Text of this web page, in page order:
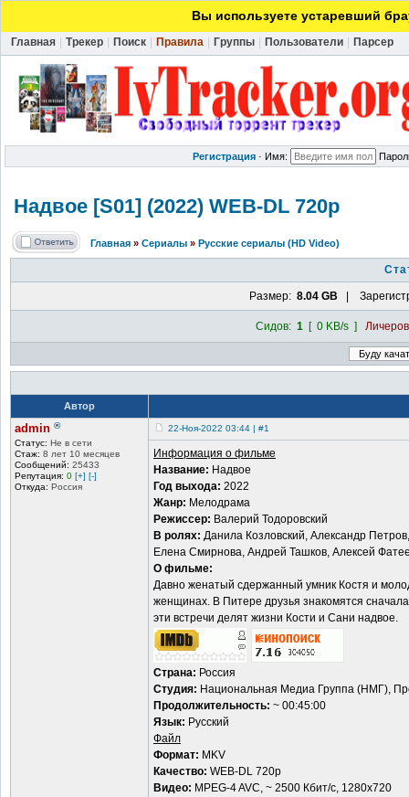
Вы используете устаревший
Главная Трекер Поиск Правила Группы Пользователи Парсер
Регистрация · Имя:
Надвое [S01] (2022) WEB-DL 720p
Главная » Сериалы » Русские сериалы (HD Video)
Размер: 8.04 GB |
Сидов: 1 [ 0 KB/s ]
Автор
admin ®
Статус: Не в сети
Стаж: 8 лет 10 месяцев
Сообщений: 25433
Репутация: 0 [+] [-]
Откуда: Россия
22-Ноя-2022 03:44 | #1
Информация о фильме
Название: Надвое
Год выхода: 2022
Жанр: Мелодрама
Режиссер: Валерий Тодоровский
В ролях: Данила Козловский, Александр
Елена Смирнова, Андрей Ташков, Алексей
О фильме:
Давно женатый сдержанный умник Костя и
женщинах. В Питере друзья знакомятся
эти встречи делят жизни Кости и Сани надвое.
Страна: Россия
Студия: Национальная Медиа Группа (НМГ),
Продолжительность: ~ 00:45:00
Язык: Русский
Файл
Формат: MKV
Качество: WEB-DL 720p
Видео: MPEG-4 AVC, ~ 2500 Кбит/с, 1280x720